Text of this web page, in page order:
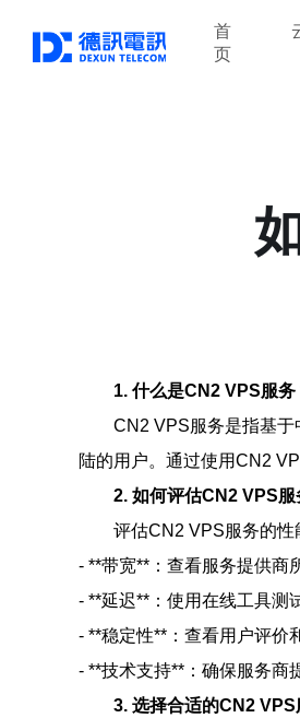
首
页
1. 什么是CN2 VPS服务
CN2 VPS服务是指基
陆的用户。通过使用CN2
2. 如何评估CN2 VPS服
评估CN2 VPS服务的性
- **带宽**：查看服务提供商
- **延迟**：使用在线工具测
- **稳定性**：查看用户评价
- **技术支持**：确保服务商
3. 选择合适的CN2